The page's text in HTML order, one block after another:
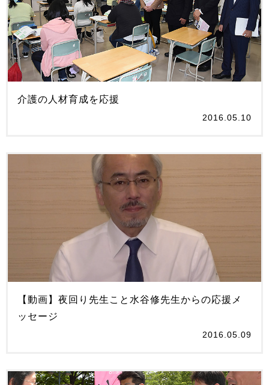
介護の人材育成を応援
2016.05.10
【動画】夜回り先生こと水谷修先生からの応援メ
ッセージ
2016.05.09